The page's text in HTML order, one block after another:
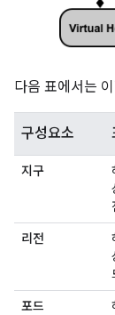
다음 표에서는
구성요소
지구
리전
포드